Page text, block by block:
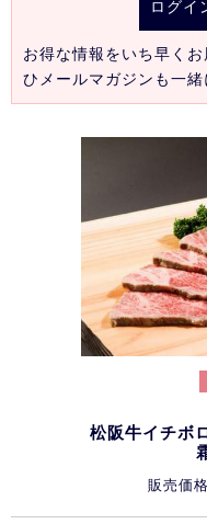
ログイ
お得な情報をいち早く
ひメールマガジンも一緒
松阪牛イチボ
販売価